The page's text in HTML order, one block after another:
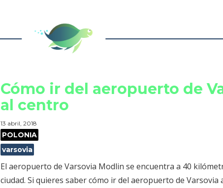
Cómo ir del aeropuerto de
al centro
13 abril, 2018
POLONIA
varsovia
El aeropuerto de Varsovia Modlin se encuentra a 40
ciudad. Si quieres saber cómo ir del aeropuerto de Varsovia